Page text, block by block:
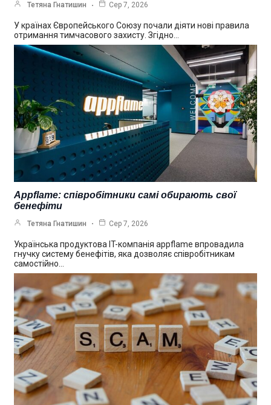
Тетяна Гнатишин Сер 7, 2026
У країнах Європейського Союзу почали діяти нові правила
отримання тимчасового захисту. Згідно…
Appflame: співробітники самі обирають свої
бенефіти
Тетяна Гнатишин Сер 7, 2026
Українська продуктова IT-компанія appflame впровадила
гнучку систему бенефітів, яка дозволяє співробітникам
самостійно…